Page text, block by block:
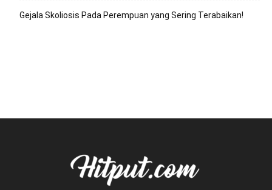
Gejala Skoliosis Pada Perempuan yang Sering Terabaikan!